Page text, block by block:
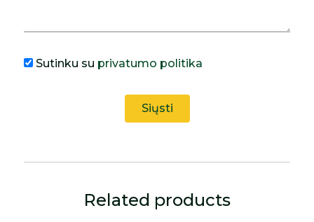
Sutinku su privatumo politika
Related products